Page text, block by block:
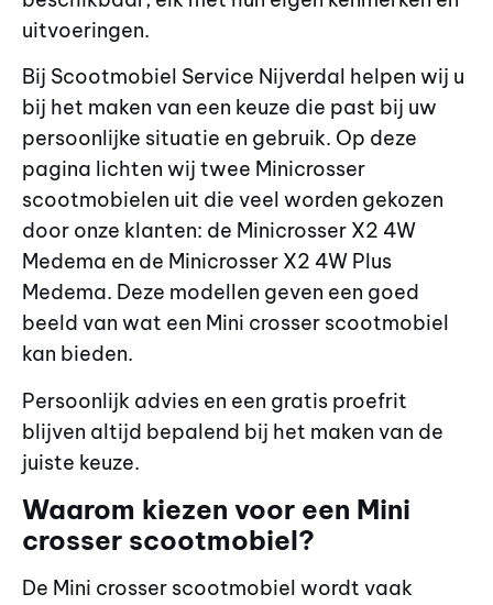
uitvoeringen.
Bij Scootmobiel Service Nijverdal helpen wij u
bij het maken van een keuze die past bij uw
persoonlijke situatie en gebruik. Op deze
pagina lichten wij twee Minicrosser
scootmobielen uit die veel worden gekozen
door onze klanten: de Minicrosser X2 4W
Medema en de Minicrosser X2 4W Plus
Medema. Deze modellen geven een goed
beeld van wat een Mini crosser scootmobiel
kan bieden.
Persoonlijk advies en een gratis proefrit
blijven altijd bepalend bij het maken van de
juiste keuze.
Waarom kiezen voor een Mini
crosser scootmobiel?
De Mini crosser scootmobiel wordt vaak